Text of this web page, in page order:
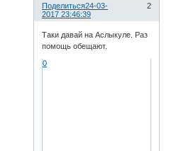
Поделиться 2
24-03-
2017 23:46:39
Таки давай на Аслыкуле. Раз
помощь обещают.
0